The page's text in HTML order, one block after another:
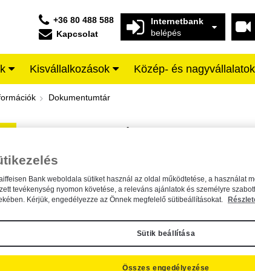
+36 80 488 588
Kapcsolat
Internetbank
belépés
Kisvállalkozások Közép- és nagyvállalatok
Raiffeisen BANK
Dokumentumtár
A dokumentum kereséséhez kérjük, írja be a keresőszót a
Bank weboldala sütiket használ az oldal működtetése, a használat
tevékenység nyomon követése, a releváns ajánlatok és személyre
Kérjük, engedélyezze az Önnek megfelelő sütibeállításokat.
Sütik beállítása
Összes engedélyezése